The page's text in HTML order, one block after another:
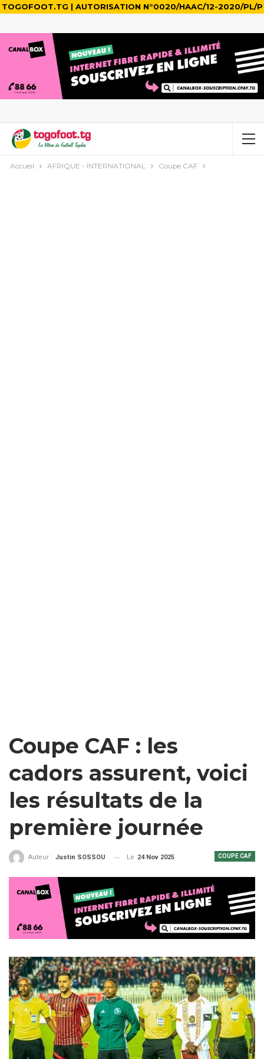
TOGOFOOT.TG | AUTORISATION N°0020/HAAC/12-2020/PL/P
Accueil AFRIQUE - INTERNATIONAL Coupe CAF
Coupe CAF : les
cadors assurent, voici
les résultats de la
première journée
COUPE CAF
Auteur : Justin SOSSOU Le 24 Nov 2025